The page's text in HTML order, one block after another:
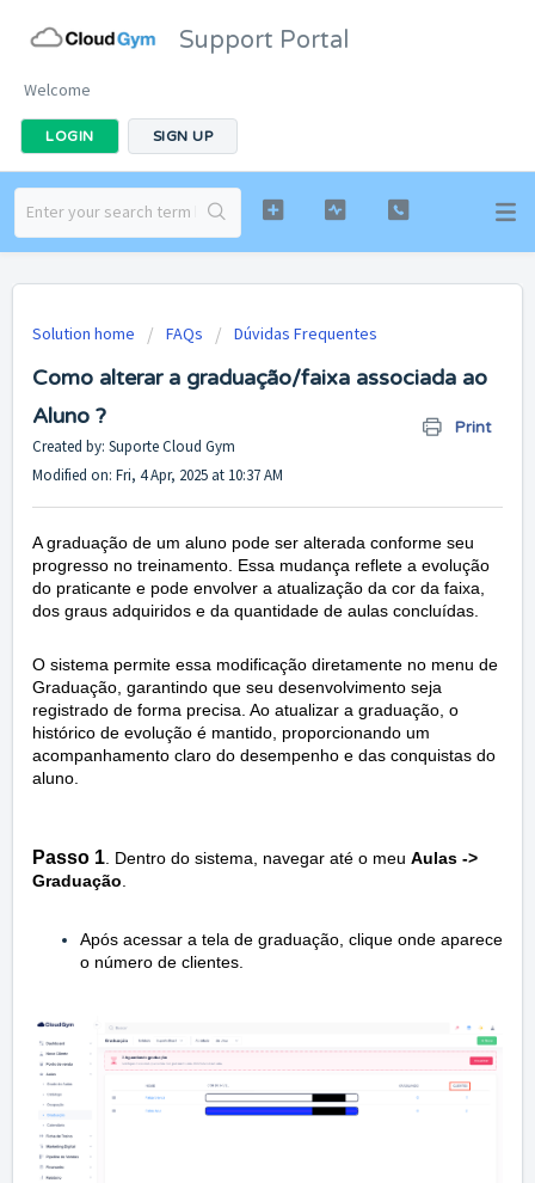
Support Portal
Welcome
LOGIN SIGN UP
Solution home FAQs Dúvidas Frequentes
Como alterar a graduação/faixa associada ao
Aluno ?
Print
Created by: Suporte Cloud Gym
Modified on: Fri, 4 Apr, 2025 at 10:37 AM
A graduação de um aluno pode ser alterada conforme seu
progresso no treinamento. Essa mudança reflete a evolução
do praticante e pode envolver a atualização da cor da faixa,
dos graus adquiridos e da quantidade de aulas concluídas.
O sistema permite essa modificação diretamente no menu de
Graduação, garantindo que seu desenvolvimento seja
registrado de forma precisa. Ao atualizar a graduação, o
histórico de evolução é mantido, proporcionando um
acompanhamento claro do desempenho e das conquistas do
aluno.
Passo 1. Dentro do sistema, navegar até o meu Aulas ->
Graduação.
Após acessar a tela de graduação, clique onde aparece
o número de clientes.